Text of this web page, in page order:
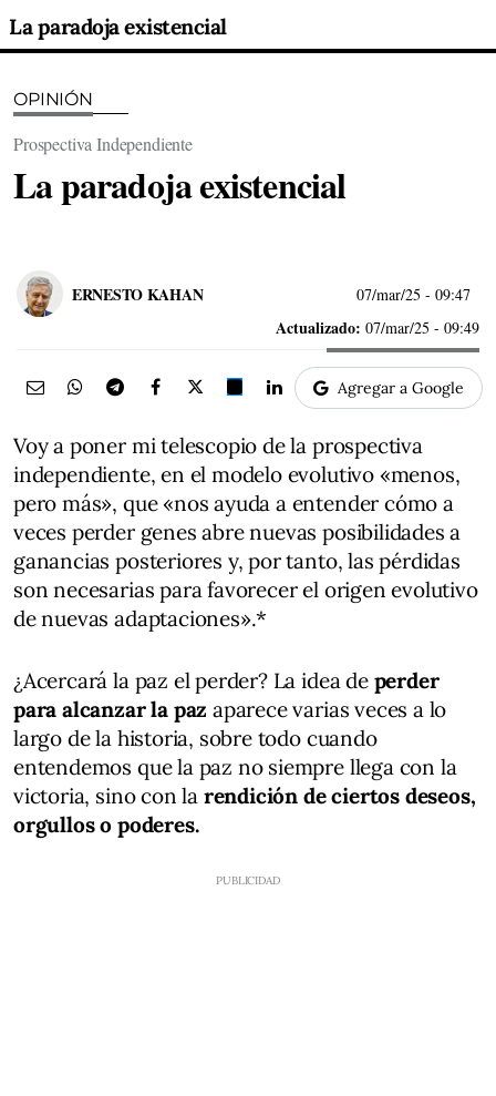
La paradoja existencial
OPINIÓN
Prospectiva Independiente
La paradoja existencial
ERNESTO KAHAN 07/mar/25 - 09:47
Actualizado: 07/mar/25 - 09:49
Agregar a Google
Voy a poner mi telescopio de la prospectiva
independiente, en el modelo evolutivo «menos,
pero más», que «nos ayuda a entender cómo a
veces perder genes abre nuevas posibilidades a
ganancias posteriores y, por tanto, las pérdidas
son necesarias para favorecer el origen evolutivo
de nuevas adaptaciones».*
¿Acercará la paz el perder? La idea de perder
para alcanzar la paz aparece varias veces a lo
largo de la historia, sobre todo cuando
entendemos que la paz no siempre llega con la
victoria, sino con la rendición de ciertos deseos,
orgullos o poderes.